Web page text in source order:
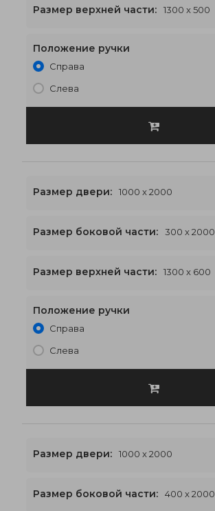
1300 x 2500€531
Размер верхней части: 1300 x 500
Положение ручки
Справа
Слева
1300 x 2600€538
Размер двери: 1000 x 2000
Размер боковой части: 300 x 2000
Размер верхней части: 1300 x 600
Положение ручки
Справа
Слева
Размер двери: 1000 x 2000
Размер боковой части: 400 x 2000